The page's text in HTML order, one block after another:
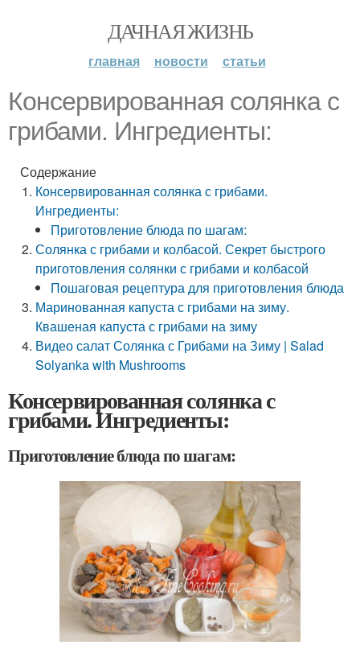
ДАЧНАЯ ЖИЗНЬ
главная новости статьи
Консервированная солянка с
грибами. Ингредиенты:
Содержание
Консервированная солянка с грибами.
Ингредиенты:
Приготовление блюда по шагам:
Солянка с грибами и колбасой. Секрет быстрого
приготовления солянки с грибами и колбасой
Пошаговая рецептура для приготовления блюда
Маринованная капуста с грибами на зиму.
Квашеная капуста с грибами на зиму
Видео салат Солянка с Грибами на Зиму | Salad
Solyanka with Mushrooms
Консервированная солянка с
грибами. Ингредиенты:
Приготовление блюда по шагам: